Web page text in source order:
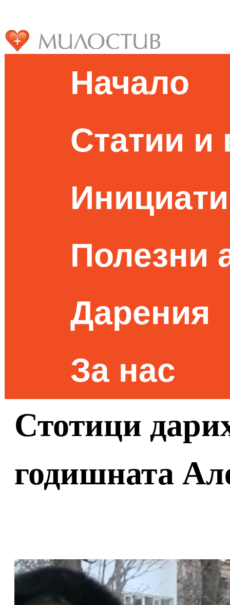
Начало
Статии и
Полезни
Дарения
За нас
Стотици
годишната